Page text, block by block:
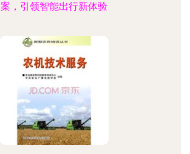
案，引领智能出行新体验